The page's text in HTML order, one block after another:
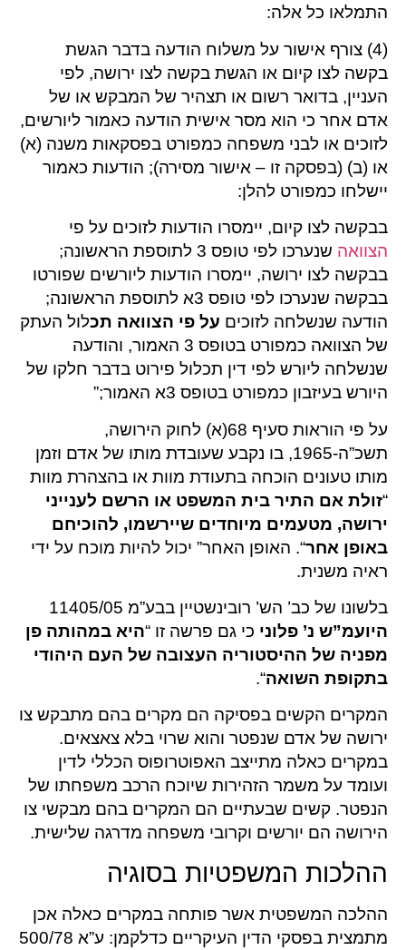
התמלאו כל אלה:
(4) צורף אישור על משלוח הודעה בדבר הגשת
בקשה לצו קיום או הגשת בקשה לצו ירושה, לפי
העניין, בדואר רשום או תצהיר של המבקש או של
אדם אחר כי הוא מסר אישית הודעה כאמור ליורשים,
לזוכים או לבני משפחה כמפורט בפסקאות משנה (א)
או (ב) (בפסקה זו – אישור מסירה); הודעות כאמור
יישלחו כמפורט להלן:
בבקשה לצו קיום, יימסרו הודעות לזוכים על פי
הצוואה
שנערכו לפי טופס 3 לתוספת הראשונה;
בבקשה לצו ירושה, יימסרו הודעות ליורשים שפורטו
בבקשה שנערכו לפי טופס 3א לתוספת הראשונה;
הודעה שנשלחה לזוכים על פי הצוואה תכלול העתק
של הצוואה כמפורט בטופס 3 האמור, והודעה
שנשלחה ליורש לפי דין תכלול פירוט בדבר חלקו של
היורש בעיזבון כמפורט בטופס 3א האמור;”
על פי הוראות סעיף 68(א) לחוק הירושה,
תשכ”ה-1965, בו נקבע שעובדת מותו של אדם וזמן
מותו טעונים הוכחה בתעודת מוות או בהצהרת מוות
“זולת אם התיר בית המשפט או הרשם לענייני
ירושה, מטעמים מיוחדים שיירשמו, להוכיחם
באופן אחר“. האופן האחר” יכול להיות מוכח על ידי
ראיה משנית.
בלשונו של כב’ הש’ רובינשטיין בבע”מ 11405/05
היועמ”ש נ’ פלוני כי גם פרשה זו “היא במהותה פן
מפניה של ההיסטוריה העצובה של העם היהודי
בתקופת השואה“.
המקרים הקשים בפסיקה הם מקרים בהם מתבקש צו
ירושה של אדם שנפטר והוא שרוי בלא צאצאים.
במקרים כאלה מתייצב האפוטרופוס הכללי לדין
ועומד על משמר הזהירות שיוכח הרכב משפחתו של
הנפטר. קשים שבעתיים הם המקרים בהם מבקשי צו
הירושה הם יורשים וקרובי משפחה מדרגה שלישית.
ההלכות המשפטיות בסוגיה
ההלכה המשפטית אשר פותחה במקרים כאלה אכן
מתמצית בפסקי הדין העיקריים כדלקמן: ע”א 500/78